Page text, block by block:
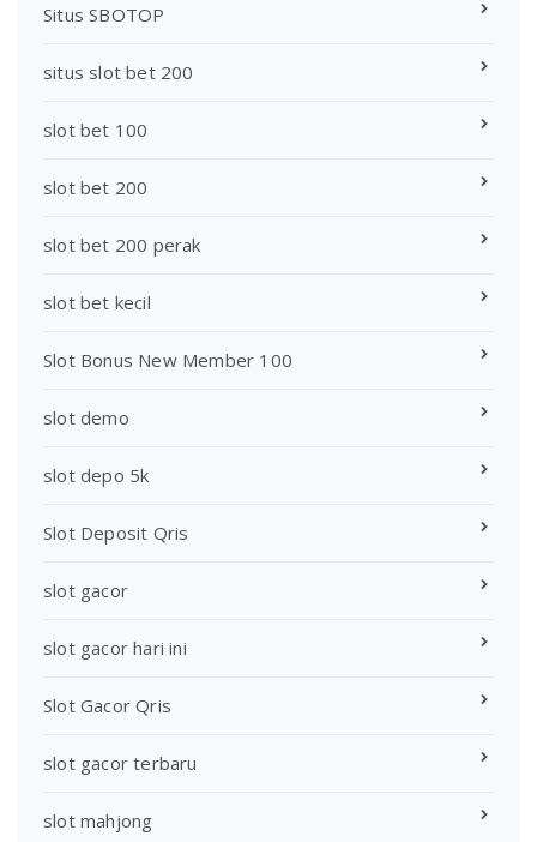
Situs SBOTOP
situs slot bet 200
slot bet 100
slot bet 200
slot bet 200 perak
slot bet kecil
Slot Bonus New Member 100
slot demo
slot depo 5k
Slot Deposit Qris
slot gacor
slot gacor hari ini
Slot Gacor Qris
slot gacor terbaru
slot mahjong